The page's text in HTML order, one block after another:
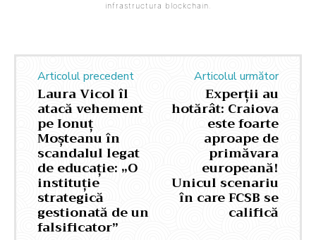
infrastructura blockchain.
Articolul precedent
Laura Vicol îl
atacă vehement
pe Ionuț
Moșteanu în
scandalul legat
de educație: „O
instituție
strategică
gestionată de un
falsificator”
Articolul următor
Experții au
hotărât: Craiova
este foarte
aproape de
primăvara
europeană!
Unicul scenariu
în care FCSB se
califică